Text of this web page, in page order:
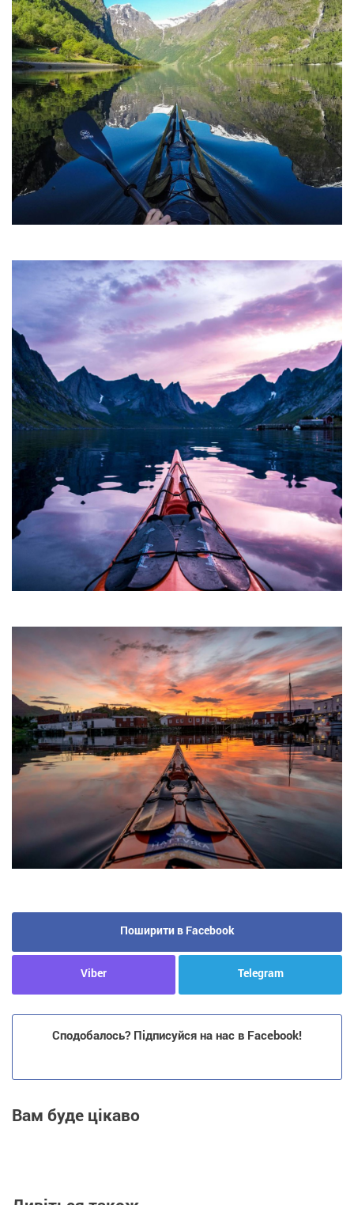
Поширити в Facebook
Viber Telegram
Сподобалось? Підписуйся на нас в Facebook!
Вам буде цікаво